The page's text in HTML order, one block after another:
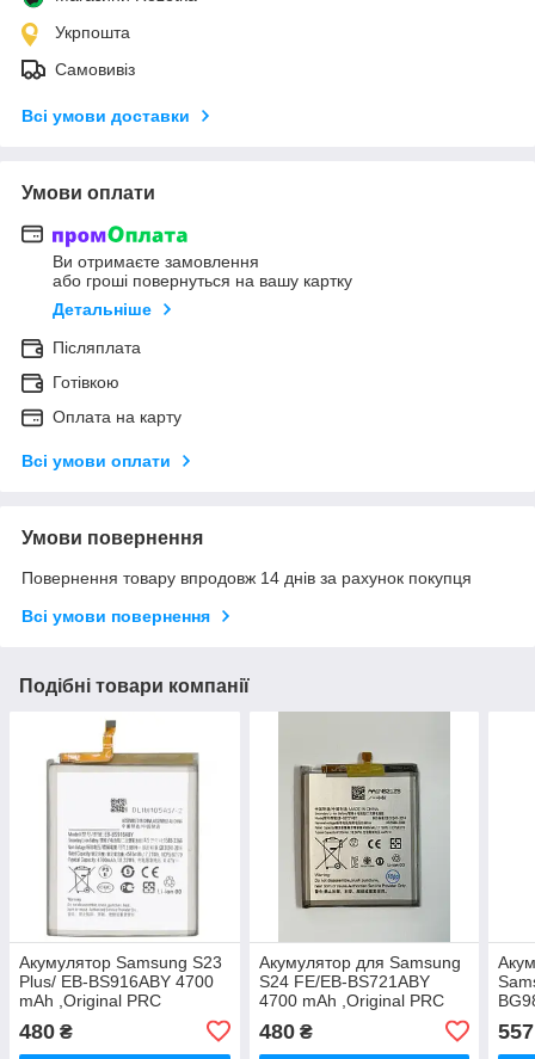
Укрпошта
Самовивіз
Всі умови доставки
Умови оплати
Ви отримаєте замовлення
або гроші повернуться на вашу картку
Детальніше
Післяплата
Готівкою
Оплата на карту
Всі умови оплати
Умови повернення
Повернення товару впродовж 14 днів за рахунок покупця
Всі умови повернення
Подібні товари компанії
Акумулятор Samsung S23
Plus/ EB-BS916ABY 4700
mAh ,Original PRC
480 ₴
Акумулятор для Samsung
S24 FE/EB-BS721ABY
4700 mAh ,Original PRC
480₴ 557